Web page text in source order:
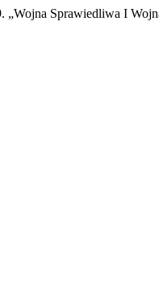
„Wojna Sprawiedliwa I